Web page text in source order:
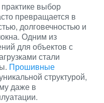
выбор
превращается в
долговечностью и
Одним из
для объектов с
стали
Прошивные
структурой,
даже в